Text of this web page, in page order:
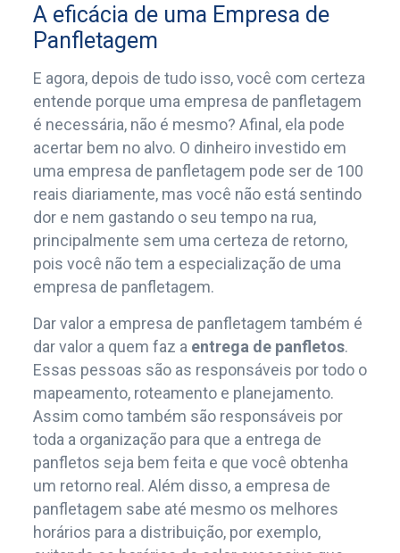
A eficácia de uma Empresa de
Panfletagem
E agora, depois de tudo isso, você com certeza
entende porque uma empresa de panfletagem
é necessária, não é mesmo? Afinal, ela pode
acertar bem no alvo. O dinheiro investido em
uma empresa de panfletagem pode ser de 100
reais diariamente, mas você não está sentindo
dor e nem gastando o seu tempo na rua,
principalmente sem uma certeza de retorno,
pois você não tem a especialização de uma
empresa de panfletagem.
Dar valor a empresa de panfletagem também é
dar valor a quem faz a entrega de panfletos.
Essas pessoas são as responsáveis por todo o
mapeamento, roteamento e planejamento.
Assim como também são responsáveis por
toda a organização para que a entrega de
panfletos seja bem feita e que você obtenha
um retorno real. Além disso, a empresa de
panfletagem sabe até mesmo os melhores
horários para a distribuição, por exemplo,